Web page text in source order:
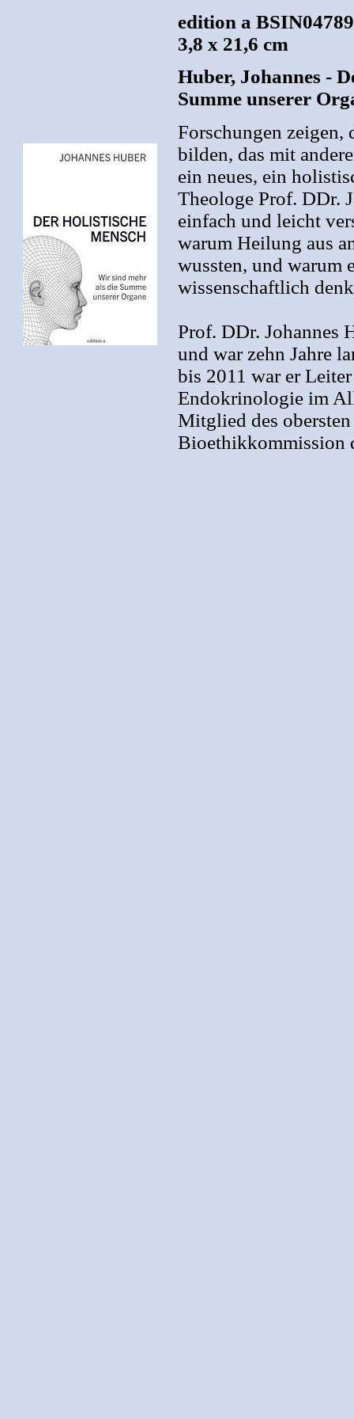
edition a
3,8 x 21,6 cm
Huber, Johannes -
Summe unserer
Forschungen zeigen,
bilden, das mit
ein neues, ein
Theologe Prof. DDr.
einfach und leicht
warum Heilung aus
wussten, und warum
wissenschaftlich
Prof. DDr. Johannes
und war zehn Jahre
bis 2011 war er
Endokrinologie im
Mitglied des
Bioethikkommission